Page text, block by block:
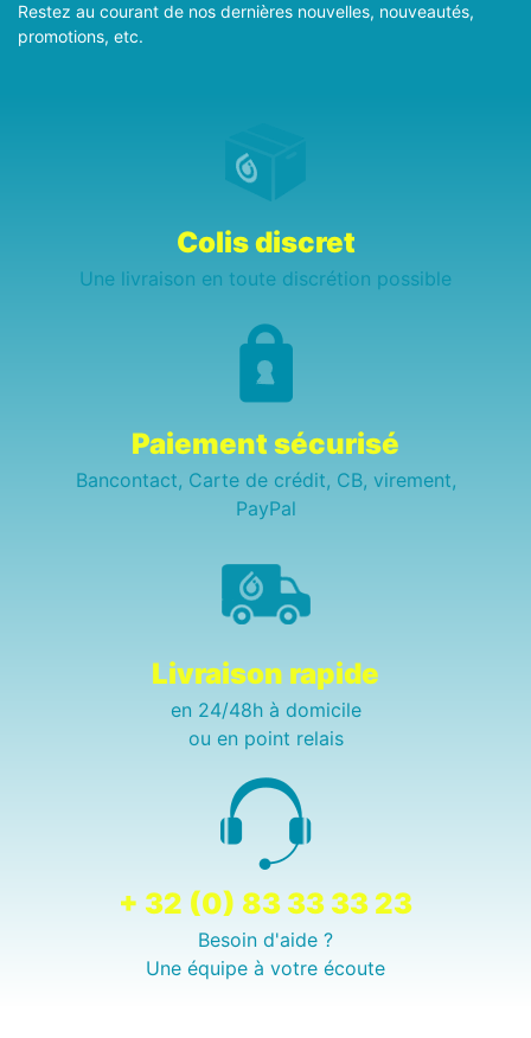
Restez au courant de nos dernières nouvelles, nouveautés,
promotions, etc.
Colis discret
Une livraison en toute discrétion possible
Paiement sécurisé
Bancontact, Carte de crédit, CB, virement,
PayPal
Livraison rapide
en 24/48h à domicile
ou en point relais
+ 32 (0) 83 33 33 23
Besoin d'aide ?
Une équipe à votre écoute